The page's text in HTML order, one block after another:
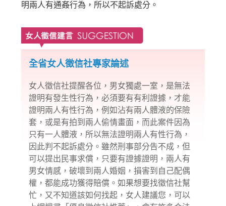
明兩人有通姦行為，所以不起訴處分。
全省女人徵信社專家論述
女人徵信社提醒各位，男女獨處一室，是無法
證明有發生性行為，必須要有有利證據，才能
證明兩人有性行為，例如沾有兩人體液的保險
套，或是有拍到兩人偷情畫面，而此案件因為
只有一人體液，所以無法證明兩人有性行為，
因此判不起訴處分。雖然刑事部分告不成，但
可以提出民事求償，只要有證據證明，兩人有
男女情感，破壞到兩人婚姻，損害到自己配偶
權，都能成功獲得賠償。如果想要找徵信社幫
忙，又不知道該如何找起，女人建議您，可以